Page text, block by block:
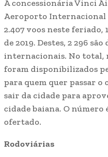
A concessionária Vinci
Aeroporto Internacional
2.407 voos neste feriado,
de 2019. Destes, 2 296 são
internacionais. No total,
foram disponibilizados
para quem quer passar o
sair da cidade para
cidade baiana. O número
ofertado.
Rodoviárias